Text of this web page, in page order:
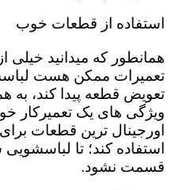
استفاده از قطعات خوب
همانطور که میدانید خیلی
تعمیرات ممکن هست
تعویض قطعه پیدا کند، به
ویژگی های یک تعمیرکار
اورجینال ترین قطعات
استفاده کند؛ تا
قسمت نشود.